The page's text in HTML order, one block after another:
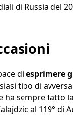
di Russia del
di esprimere
tipo di
ha sempre fatto
al 119° di